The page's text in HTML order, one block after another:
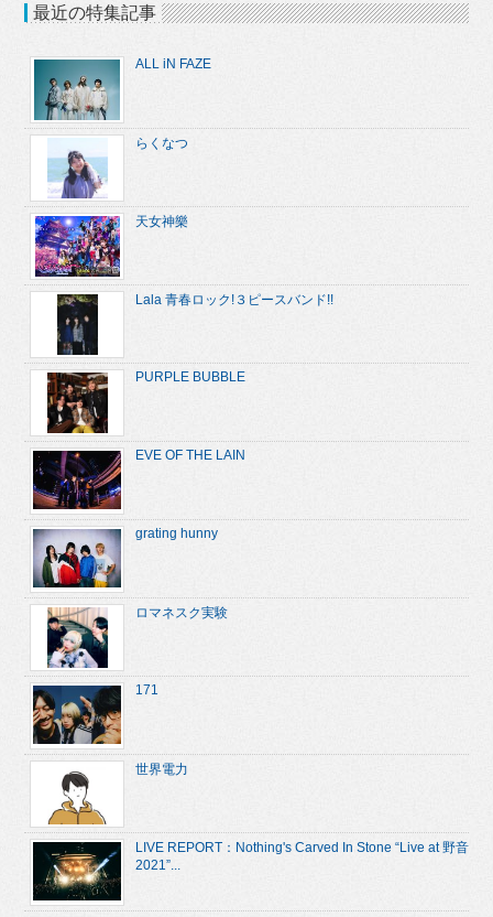
最近の特集記事
ALL iN FAZE
らくなつ
天女神樂
Lala 青春ロック!３ピースバンド!!
PURPLE BUBBLE
EVE OF THE LAIN
grating hunny
ロマネスク実験
171
世界電力
LIVE REPORT：Nothing's Carved In Stone “Live at 野音
2021”...